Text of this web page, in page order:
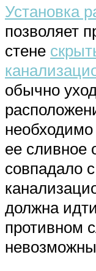
Установка
позволяет
стене
обычно
ее сливное
совпадало
должна
противном